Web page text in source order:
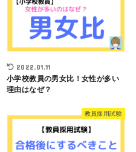
2022.01.11
小学校教員の男女比！女性が多い
理由はなぜ？
教員採用試験